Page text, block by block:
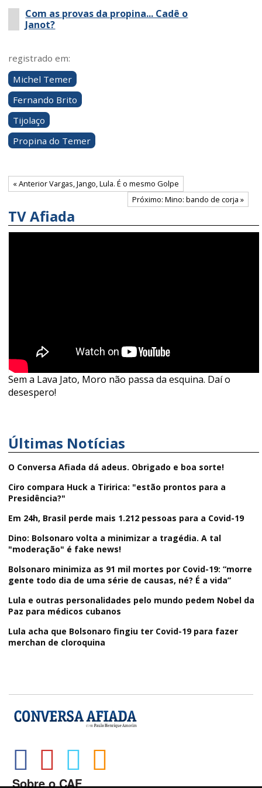
Com as provas da propina... Cadê o
Janot?
registrado em:
Michel Temer
Fernando Brito
Tijolaço
Propina do Temer
« Anterior Vargas, Jango, Lula. É o mesmo Golpe
Próximo: Mino: bando de corja »
TV Afiada
Sem a Lava Jato, Moro não passa da esquina. Daí o
desespero!
Últimas Notícias
O Conversa Afiada dá adeus. Obrigado e boa sorte!
Ciro compara Huck a Tiririca: "estão prontos para a
Presidência?"
Em 24h, Brasil perde mais 1.212 pessoas para a Covid-19
Dino: Bolsonaro volta a minimizar a tragédia. A tal
"moderação" é fake news!
Bolsonaro minimiza as 91 mil mortes por Covid-19: “morre
gente todo dia de uma série de causas, né? É a vida”
Lula e outras personalidades pelo mundo pedem Nobel da
Paz para médicos cubanos
Lula acha que Bolsonaro fingiu ter Covid-19 para fazer
merchan de cloroquina
Sobre o CAF